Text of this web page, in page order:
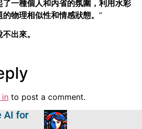
一種個人和內省的氛圍，利用水彩
物理相似性和情感狀態。 “
出來。
in to post a comment.
AI for